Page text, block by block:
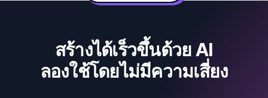
สร้างได้เร็วขึ้นด้วย AI
ลองใช้โดยไม่มีความเสี่ยง